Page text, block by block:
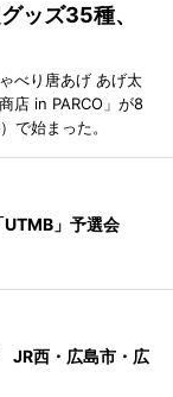
ッズ35種、
べり唐あげ あげ太
店 in PARCO」が8
で始まった。
UTMB」予選会
JR西・広島市・広